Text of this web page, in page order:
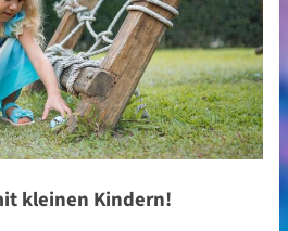
kleinen Kindern!